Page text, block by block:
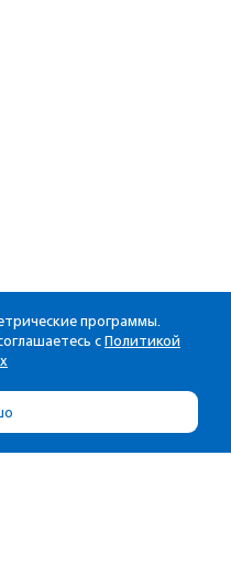
программы.
с Политикой